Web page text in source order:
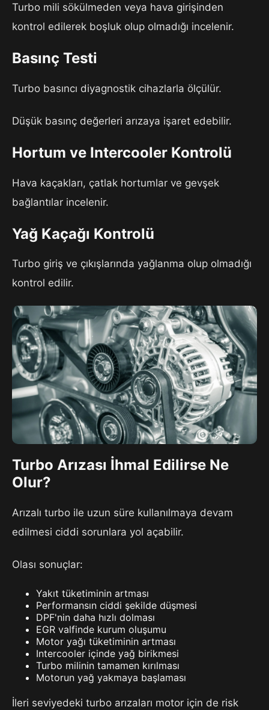
Turbo mili sökülmeden veya hava girişinden
kontrol edilerek boşluk olup olmadığı incelenir.
Basınç Testi
Turbo basıncı diyagnostik cihazlarla ölçülür.
Düşük basınç değerleri arızaya işaret edebilir.
Hortum ve Intercooler Kontrolü
Hava kaçakları, çatlak hortumlar ve gevşek
bağlantılar incelenir.
Yağ Kaçağı Kontrolü
Turbo giriş ve çıkışlarında yağlanma olup olmadığı
kontrol edilir.
Turbo Arızası İhmal Edilirse Ne
Olur?
Arızalı turbo ile uzun süre kullanılmaya devam
edilmesi ciddi sorunlara yol açabilir.
Olası sonuçlar:
Yakıt tüketiminin artması
Performansın ciddi şekilde düşmesi
DPF'nin daha hızlı dolması
EGR valfinde kurum oluşumu
Motor yağı tüketiminin artması
Intercooler içinde yağ birikmesi
Turbo milinin tamamen kırılması
Motorun yağ yakmaya başlaması
İleri seviyedeki turbo arızaları motor için de risk